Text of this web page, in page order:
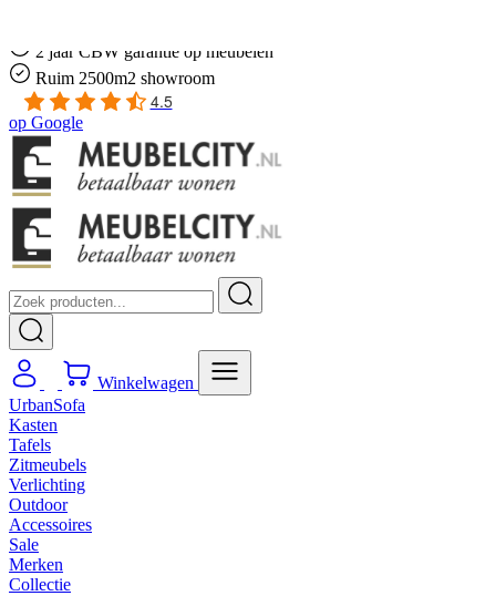
2 jaar CBW garantie op meubelen
Ruim 2500m2 showroom
4.5
op Google
Winkelwagen
UrbanSofa
Kasten
Tafels
Zitmeubels
Verlichting
Outdoor
Accessoires
Sale
Merken
Collectie